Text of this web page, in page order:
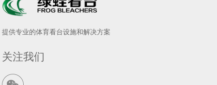
提供专业的体育看台设施和解决方案
关注我们